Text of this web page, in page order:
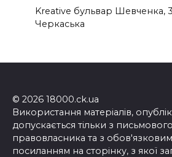
Kreative бульвар Шевченка,
Черкаська
© 2026 18000.ck.ua
Використання матеріалів,
допускається тільки з
правовласника та з
посиланням на сторінку, з якої